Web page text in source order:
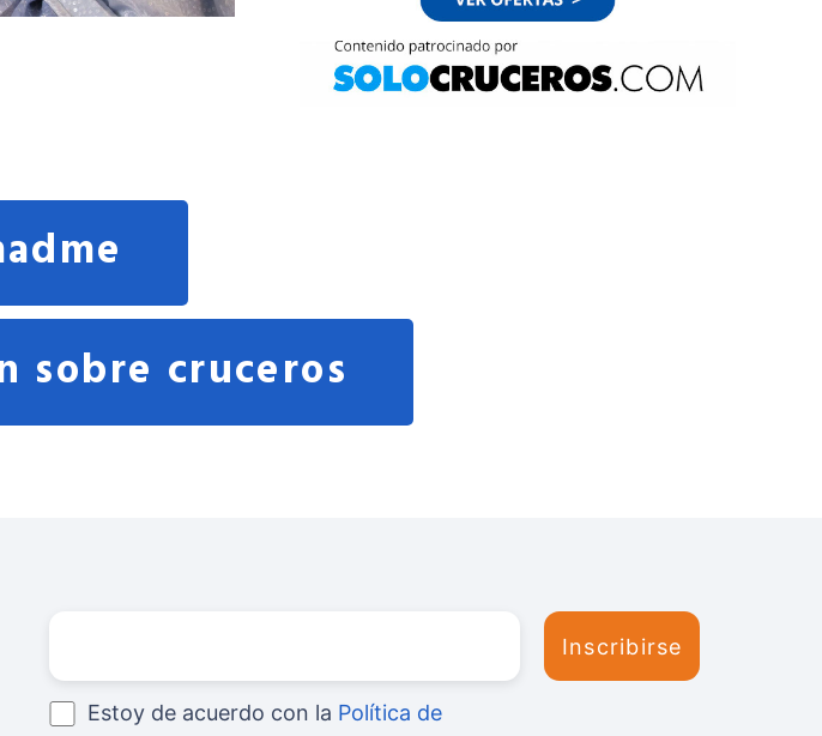
sobre cruceros
Estoy de acuerdo con la Política de